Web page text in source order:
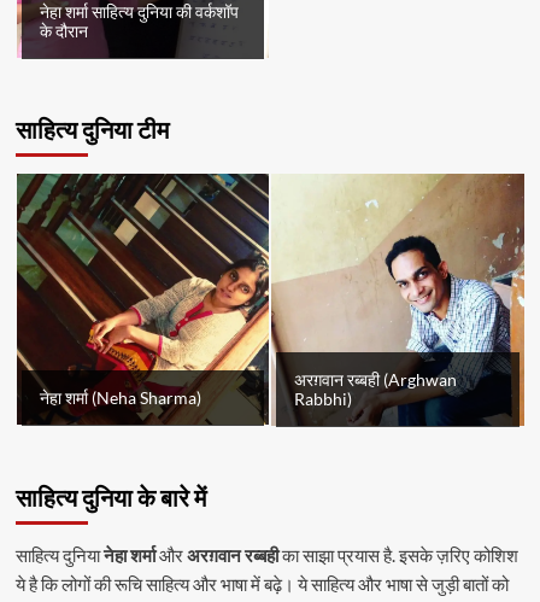
नेहा शर्मा साहित्य दुनिया की वर्कशॉप
के दौरान
साहित्य दुनिया टीम
नेहा शर्मा (Neha Sharma)
अरग़वान रब्बही (Arghwan
Rabbhi)
साहित्य दुनिया के बारे में
साहित्य दुनियानेहा शर्माऔरअरग़वान रब्बहीका साझा प्रयास है. इसके ज़रिए कोशिश
ये है कि लोगों की रूचि साहित्य और भाषा में बढ़े। ये साहित्य और भाषा से जुड़ी बातों को